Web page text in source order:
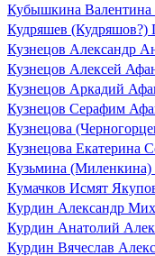
Кубышкина Валентина
Кудряшев (Кудряшов?)
Кузнецов Александр
Кузнецов Алексей
Кузнецов Аркадий
Кузнецов Серафим
Кузнецова
Кузнецова Екатерина
Кузьмина
Кумачков Исмят
Курдин Александр
Курдин Анатолий
Курдин Вячеслав